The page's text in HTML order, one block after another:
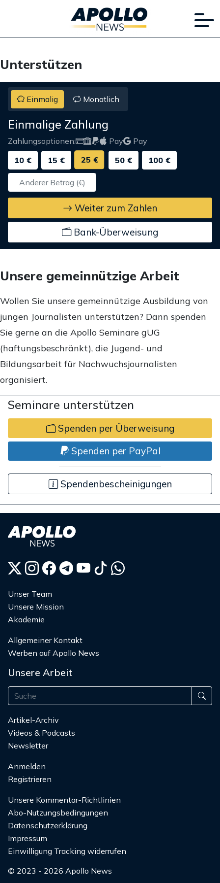
Unterstützen
Einmalig Monatlich
Einmalige Zahlung
Zahlungsoptionen: Pay
Pay
10 €
15 € 25 € 50 € 100 €
Weiter zum Zahlen
Bank-Überweisung
Unsere gemeinnützige Arbeit
Wollen Sie unsere gemeinnützige Ausbildung von
jungen Journalisten unterstützen? Dann spenden
Sie gerne an die Apollo Seminare gUG
(haftungsbeschränkt), die Jugend- und
Bildungsarbeit für Nachwuchsjournalisten
organisiert.
Seminare unterstützen
Spenden per Überweisung
Spenden per PayPal
Spendenbescheinigungen
Unser Team
Unsere Mission
Akademie
Allgemeiner Kontakt
Werben auf Apollo News
Unsere Arbeit
Artikel-Archiv
Videos & Podcasts
Newsletter
Anmelden
Registrieren
Unsere Kommentar-Richtlinien
Abo-Nutzungsbedingungen
Datenschutzerklärung
Impressum
Einwilligung Tracking widerrufen
© 2023 - 2026 Apollo News